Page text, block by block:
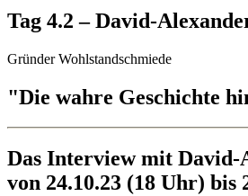
Tag 4.2 – David-
Gründer Wohlstandschmiede
"Die wahre Geschichte
Das Interview mit David-
von 24.10.23 (18 Uhr) bis